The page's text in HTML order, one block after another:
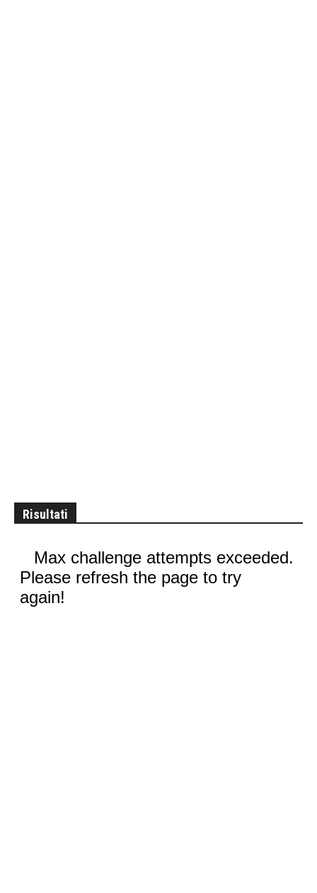
Risultati